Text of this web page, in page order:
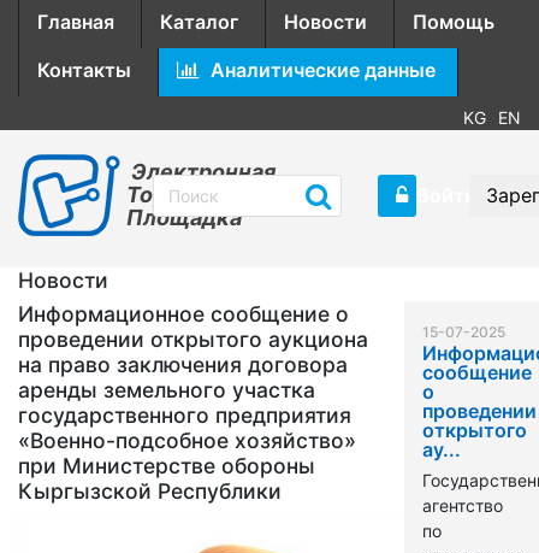
Главная Каталог Новости
Помощь
Контакты
Аналитические данные
KG EN
Электронная
Торговая
Площадка
Новости
Информационное сообщение о
проведении открытого аукциона
на право заключения договора
аренды земельного участка
государственного предприятия
«Военно-подсобное хозяйство»
при Министерстве обороны
Кыргызской Республики
15-07-2025
сообщение
о
проведении
открытого
ау...
агентство
по